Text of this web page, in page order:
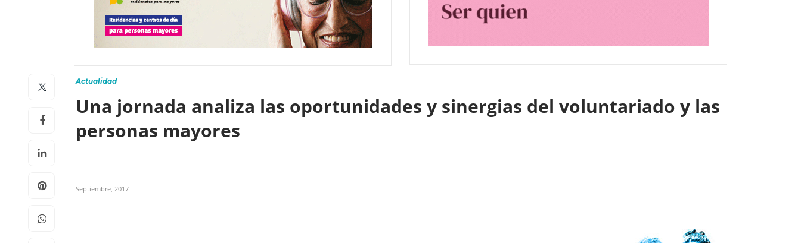
Actualidad
Una jornada analiza las oportunidades y sinergias del voluntariado y las
personas mayores
Septiembre, 2017